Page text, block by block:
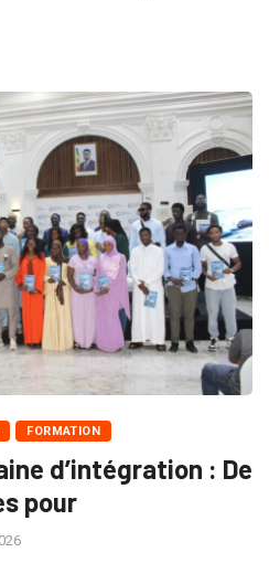
FORMATION
d’intégration : De
pour